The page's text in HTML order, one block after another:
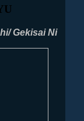
Gekisai Ni